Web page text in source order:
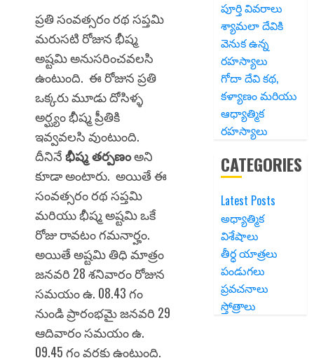
ప్రతి సంవత్సరం రథ సప్తమి
మరుసటి రోజున భీష్మ
అష్టమి అనుసరించవలసి
ఉంటుంది. ఈ రోజున ప్రతి
ఒక్కరు మూడు దోసిళ్ళ
అర్ఘ్యం భీష్మ ప్రీతికి
ఇవ్వవలసి వుంటుంది.
దీనినేభీష్మ తర్పణంఅని
కూడా అంటారు. అయితే ఈ
సంవత్సరం రథ సప్తమి
మరియు భీష్మ అష్టమి ఒకే
రోజు రావటం గమనార్హం.
అయితే అష్టమి తిధి మాత్రం
జనవరి 28 శనివారం రోజున
సమయం ఉ. 08.43 గం
నుండి ప్రారంభమై జనవరి 29
ఆదివారం సమయం ఉ.
09.45 గం వరకు ఉంటుంది.
పూర్తి వివరాలు
శ్యామలా దేవికి
వెనుక ఉన్న
రహస్యాలు
గోదా దేవి కథ,
కళ్యాణం మరియు
ఆధ్యాత్మిక
రహస్యాలు
CATEGORIES
Latest Posts
అధ్యాత్మిక
విశేషాలు
తీర్ధ యాత్రలు
పండుగలు
ప్రవచనాలు
స్తోత్రాలు